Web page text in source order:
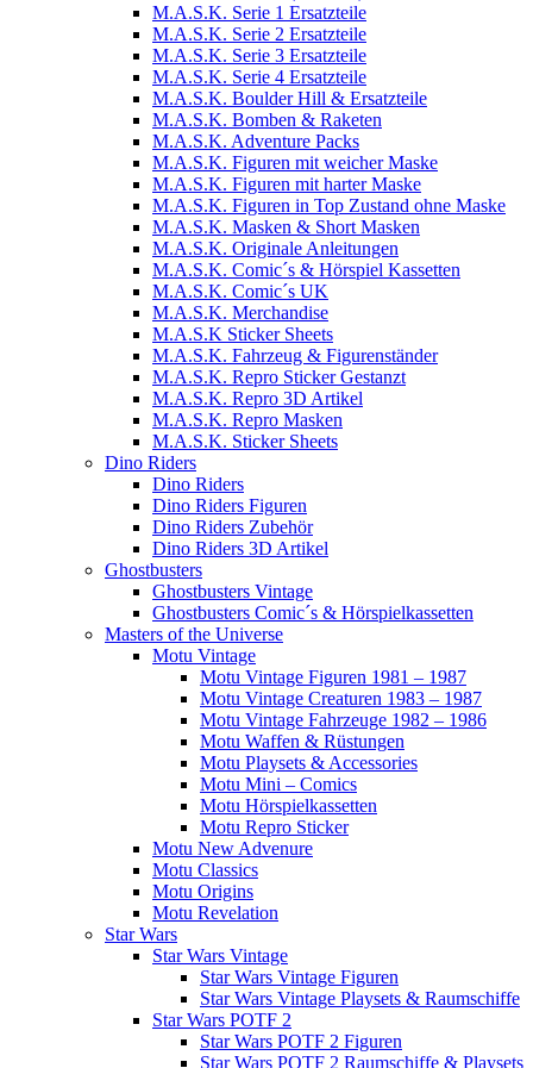
M.A.S.K. Serie 1 Ersatzteile
M.A.S.K. Serie 2 Ersatzteile
M.A.S.K. Serie 3 Ersatzteile
M.A.S.K. Serie 4 Ersatzteile
M.A.S.K. Boulder Hill & Ersatzteile
M.A.S.K. Bomben & Raketen
M.A.S.K. Adventure Packs
M.A.S.K. Figuren mit weicher Maske
M.A.S.K. Figuren mit harter Maske
M.A.S.K. Figuren in Top Zustand ohne Maske
M.A.S.K. Masken & Short Masken
M.A.S.K. Originale Anleitungen
M.A.S.K. Comic´s & Hörspiel Kassetten
M.A.S.K. Comic´s UK
M.A.S.K. Merchandise
M.A.S.K Sticker Sheets
M.A.S.K. Fahrzeug & Figurenständer
M.A.S.K. Repro Sticker Gestanzt
M.A.S.K. Repro 3D Artikel
M.A.S.K. Repro Masken
M.A.S.K. Sticker Sheets
Dino Riders
Dino Riders
Dino Riders Figuren
Dino Riders Zubehör
Dino Riders 3D Artikel
Ghostbusters
Ghostbusters Vintage
Ghostbusters Comic´s & Hörspielkassetten
Masters of the Universe
Motu Vintage
Motu Vintage Figuren 1981 – 1987
Motu Vintage Creaturen 1983 – 1987
Motu Vintage Fahrzeuge 1982 – 1986
Motu Waffen & Rüstungen
Motu Playsets & Accessories
Motu Mini – Comics
Motu Hörspielkassetten
Motu Repro Sticker
Motu New Advenure
Motu Classics
Motu Origins
Motu Revelation
Star Wars
Star Wars Vintage
Star Wars Vintage Figuren
Star Wars Vintage Playsets & Raumschiffe
Star Wars POTF 2
Star Wars POTF 2 Figuren
Star Wars POTF 2 Raumschiffe & Playsets